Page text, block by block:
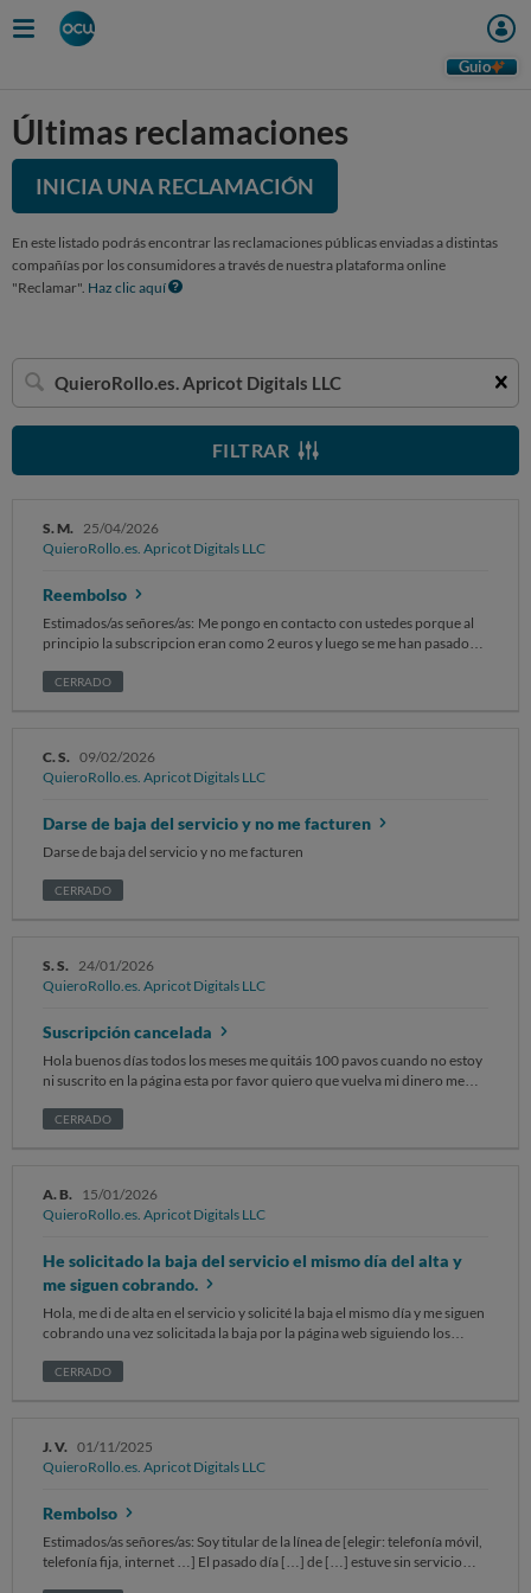
Guio
Últimas reclamaciones
INICIA UNA RECLAMACIÓN
En este listado podrás encontrar las reclamaciones públicas enviadas a distintas
compañías por los consumidores a través de nuestra plataforma online
"Reclamar". Haz clic aquí
Buscar
una
empresa
FILTRAR
S. M. 25/04/2026
QuieroRollo.es. Apricot Digitals LLC
Reembolso
Estimados/as señores/as: Me pongo en contacto con ustedes porque al
principio la subscripcion eran como 2 euros y luego se me han pasado
tarjeta . SOLICITO el reembolso de todo el dinero que me estafaron Sin
CERRADO
C. S. 09/02/2026
QuieroRollo.es. Apricot Digitals LLC
Darse de baja del servicio y no me facturen
Darse de baja del servicio y no me facturen
CERRADO
S. S. 24/01/2026
QuieroRollo.es. Apricot Digitals LLC
Suscripción cancelada
Hola buenos días todos los meses me quitáis 100 pavos cuando no estoy
ni suscrito en la página esta por favor quiero que vuelva mi dinero me
CERRADO
A. B. 15/01/2026
QuieroRollo.es. Apricot Digitals LLC
He solicitado la baja del servicio el mismo día del alta y
me siguen cobrando.
Hola, me di de alta en el servicio y solicité la baja el mismo día y me siguen
cobrando una vez solicitada la baja por la página web siguiendo los
de baja. Es un engaño y solicito devolución del importe cobrado.
CERRADO
J. V. 01/11/2025
QuieroRollo.es. Apricot Digitals LLC
Rembolso
Estimados/as señores/as: Soy titular de la línea de [elegir: telefonía móvil,
telefonía fija, internet …] El pasado día […] de […] estuve sin servicio